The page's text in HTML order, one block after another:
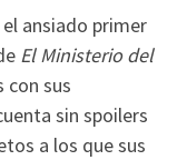
ansiado primer
El Ministerio del
con sus
sin spoilers
a los que sus